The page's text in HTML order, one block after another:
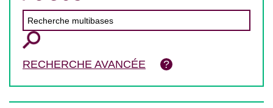
RECHERCHE AVANCÉE